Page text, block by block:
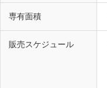
専有面積
販売スケジュール